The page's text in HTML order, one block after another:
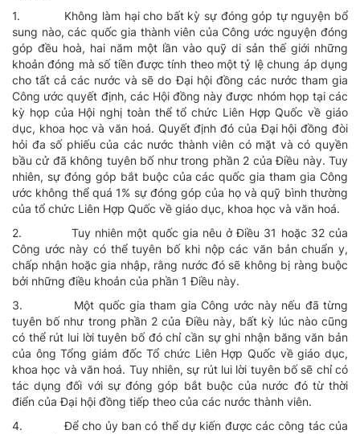
1. Không làm hại cho bất kỳ sự đóng góp tự nguyện bổ
sung nào, các quốc gia thành viên của Công ước nguyện đóng
góp đều hoà, hai năm một lần vào quỹ di sản thế giới những
khoản đóng mà số tiền được tính theo một tỷ lệ chung áp dụng
cho tất cả các nước và sẽ do Ðại hội đồng các nước tham gia
Công ước quyết định, các Hội đồng này được nhóm họp tại các
kỳ họp của Hội nghị toàn thể tổ chức Liên Hợp Quốc về giáo
dục, khoa học và văn hoá. Quyết định đó của Ðại hội đồng đòi
hỏi đa số phiếu của các nước thành viên có mặt và có quyền
bầu cử đã không tuyên bố như trong phần 2 của Ðiều này. Tuy
nhiên, sự đóng góp bắt buộc của các quốc gia tham gia Công
ước không thể quá 1% sự đóng góp của họ và quỹ bình thường
của tổ chức Liên Hợp Quốc về giáo dục, khoa học và văn hoá.
2.Tuy nhiên một quốc gia nêu ở Ðiều 31 hoặc 32 của
Công ước này có thể tuyên bố khi nộp các văn bản chuẩn y,
chấp nhận hoặc gia nhập, rằng nước đó sẽ không bị ràng buộc
bởi những điều khoản của phần 1 Ðiều này.
3. Một quốc gia tham gia Công ước này nếu đã từng
tuyên bố như trong phần 2 của Ðiều này, bất kỳ lúc nào cũng
có thể rút lui lời tuyên bố đó chỉ cần sự ghi nhận băng văn bản
của ông Tổng giám đốc Tổ chức Liên Hợp Quốc về giáo dục,
khoa học và văn hoá. Tuy nhiên, sự rút lui lời tuyên bố sẽ chỉ có
tác dụng đối với sự đóng góp bắt buộc của nước đó từ thời
điển của Ðại hội đồng tiếp theo của các nước thành viên.
4.Ðể cho ủy ban có thể dự kiến được các công tác của